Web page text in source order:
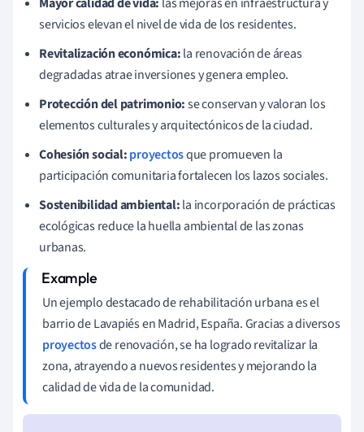
servicios elevan el nivel de vida de los residentes.
Revitalización económica:la renovación de áreas
degradadas atrae inversiones y genera empleo.
Protección del patrimonio:se conservan y valoran los
elementos culturales y arquitectónicos de la ciudad.
Cohesión social:proyectosque promueven la
participación comunitaria fortalecen los lazos sociales.
Sostenibilidad ambiental:la incorporación de prácticas
ecológicas reduce la huella ambiental de las zonas
urbanas.
Un ejemplo destacado de rehabilitación urbana es el
barrio de Lavapiés en Madrid, España. Gracias a diversos
proyectosde renovación, se ha logrado revitalizar la
zona, atrayendo a nuevos residentes y mejorando la
calidad de vida de la comunidad.